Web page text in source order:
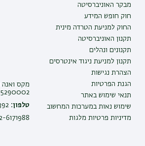
מבקר האוניברסיטה
חוק חופש המידע
החוק למניעת הטרדה מינית
תקנון האוניברסיטה
תקנונים ונהלים
תקנון למניעת ניגוד אינטרסים
הצהרת נגישות
הגנת הפרטיות
תנאי שימוש באתר
שימוש נאות במערכות המחשוב
מדיניות פרטיות מלגות
מקס ואנה
5290002
טלפון:
6171988